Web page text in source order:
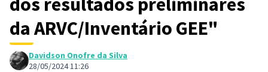
da ARVC/Inventário GEE"
Davidson Onofre da Silva
28/05/2024 11:26